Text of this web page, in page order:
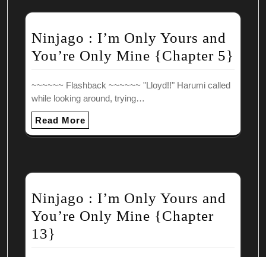
Ninjago : I’m Only Yours and
You’re Only Mine {Chapter 5}
~~~~~~ Flashback ~~~~~~ "Lloyd!!" Harumi called
while looking around, trying…
Read More
Ninjago : I’m Only Yours and
You’re Only Mine {Chapter
13}